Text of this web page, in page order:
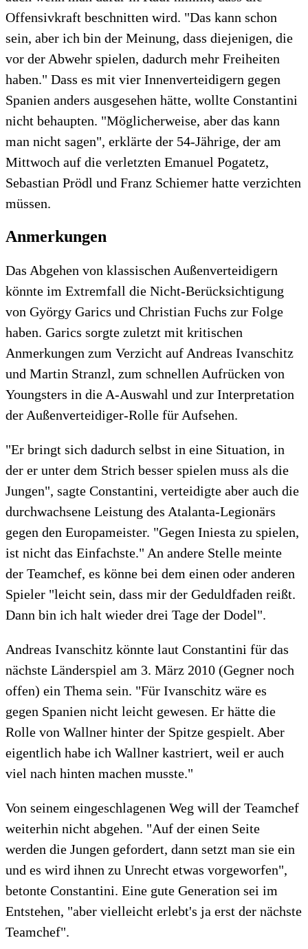
Offensivkraft beschnitten wird. "Das kann schon
sein, aber ich bin der Meinung, dass diejenigen, die
vor der Abwehr spielen, dadurch mehr Freiheiten
haben." Dass es mit vier Innenverteidigern gegen
Spanien anders ausgesehen hätte, wollte Constantini
nicht behaupten. "Möglicherweise, aber das kann
man nicht sagen", erklärte der 54-Jährige, der am
Mittwoch auf die verletzten Emanuel Pogatetz,
Sebastian Prödl und Franz Schiemer hatte verzichten
müssen.
Anmerkungen
Das Abgehen von klassischen Außenverteidigern
könnte im Extremfall die Nicht-Berücksichtigung
von György Garics und Christian Fuchs zur Folge
haben. Garics sorgte zuletzt mit kritischen
Anmerkungen zum Verzicht auf Andreas Ivanschitz
und Martin Stranzl, zum schnellen Aufrücken von
Youngsters in die A-Auswahl und zur Interpretation
der Außenverteidiger-Rolle für Aufsehen.
"Er bringt sich dadurch selbst in eine Situation, in
der er unter dem Strich besser spielen muss als die
Jungen", sagte Constantini, verteidigte aber auch die
durchwachsene Leistung des Atalanta-Legionärs
gegen den Europameister. "Gegen Iniesta zu spielen,
ist nicht das Einfachste." An andere Stelle meinte
der Teamchef, es könne bei dem einen oder anderen
Spieler "leicht sein, dass mir der Geduldfaden reißt.
Dann bin ich halt wieder drei Tage der Dodel".
Andreas Ivanschitz könnte laut Constantini für das
nächste Länderspiel am 3. März 2010 (Gegner noch
offen) ein Thema sein. "Für Ivanschitz wäre es
gegen Spanien nicht leicht gewesen. Er hätte die
Rolle von Wallner hinter der Spitze gespielt. Aber
eigentlich habe ich Wallner kastriert, weil er auch
viel nach hinten machen musste."
Von seinem eingeschlagenen Weg will der Teamchef
weiterhin nicht abgehen. "Auf der einen Seite
werden die Jungen gefordert, dann setzt man sie ein
und es wird ihnen zu Unrecht etwas vorgeworfen",
betonte Constantini. Eine gute Generation sei im
Entstehen, "aber vielleicht erlebt's ja erst der nächste
Teamchef".